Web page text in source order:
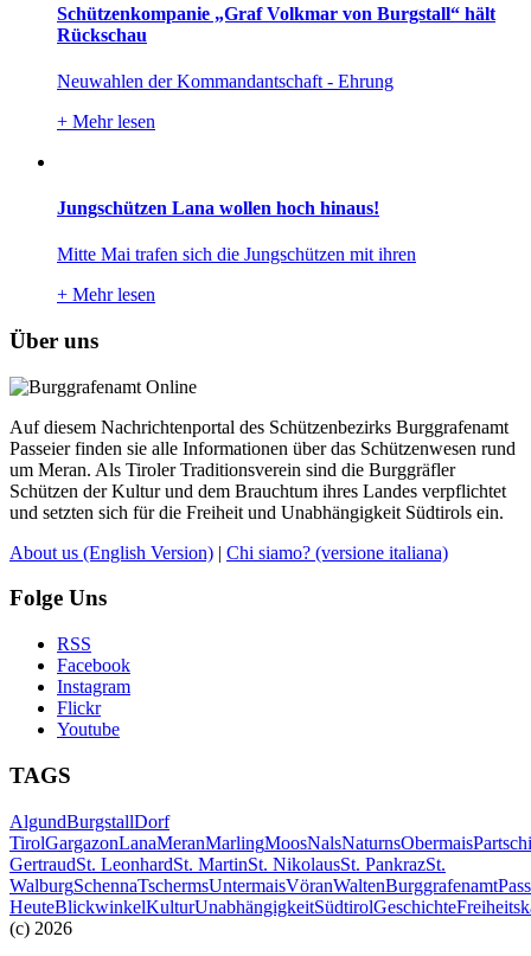
Schützenkompanie „Graf Volkmar von Burgstall“ hält
Rückschau
Neuwahlen der Kommandantschaft - Ehrung
+ Mehr lesen
Jungschützen Lana wollen hoch hinaus!
Mitte Mai trafen sich die Jungschützen mit ihren
+ Mehr lesen
Über uns
Auf diesem Nachrichtenportal des Schützenbezirks Burggrafenamt
Passeier finden sie alle Informationen über das Schützenwesen rund
um Meran. Als Tiroler Traditionsverein sind die Burggräfler
Schützen der Kultur und dem Brauchtum ihres Landes verpflichtet
und setzten sich für die Freiheit und Unabhängigkeit Südtirols ein.
About us (English Version) | Chi siamo? (versione italiana)
Folge Uns
RSS
Facebook
Instagram
Flickr
Youtube
TAGS
AlgundBurgstallDorf
TirolGargazonLanaMeranMarlingMoosNalsNaturnsObermais
GertraudSt. LeonhardSt. MartinSt. NikolausSt. PankrazSt.
WalburgSchennaTschermsUntermaisVöranWaltenBurggrafenamt
HeuteBlickwinkelKulturUnabhängigkeitSüdtirolGeschichte
(c) 2026